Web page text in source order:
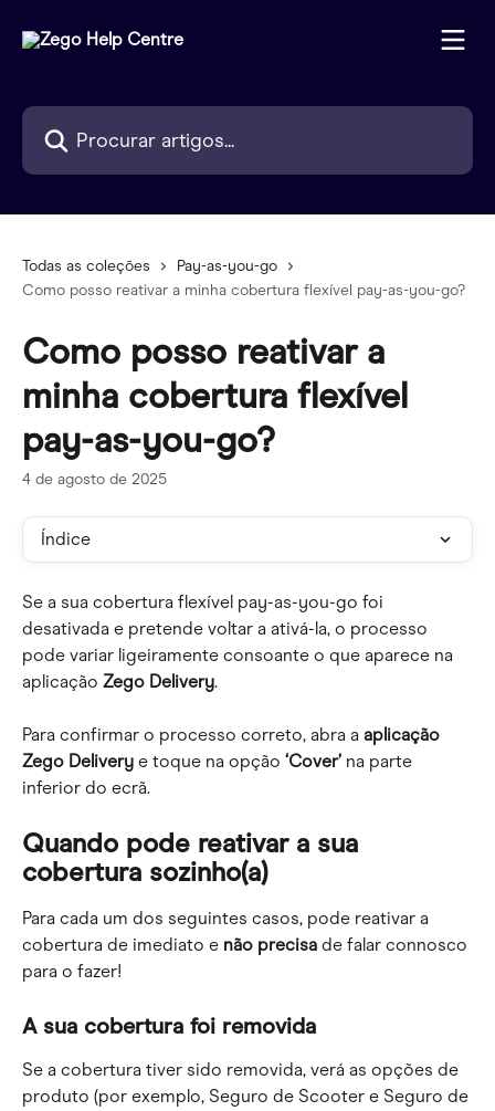
Procurar artigos...
Todas as coleções
Pay-as-you-go
Como posso reativar a minha cobertura flexível pay-as-you-go?
Como posso reativar a
minha cobertura flexível
pay-as-you-go?
4 de agosto de 2025
Índice
Se a sua cobertura flexível pay-as-you-go foi
desativada e pretende voltar a ativá-la, o processo
pode variar ligeiramente consoante o que aparece na
aplicação Zego Delivery.
Para confirmar o processo correto, abra a aplicação
Zego Delivery e toque na opção ‘Cover’ na parte
inferior do ecrã.
Quando pode reativar a sua
cobertura sozinho(a)
Para cada um dos seguintes casos, pode reativar a
cobertura de imediato e não precisa de falar connosco
para o fazer!
A sua cobertura foi removida
Se a cobertura tiver sido removida, verá as opções de
produto (por exemplo, Seguro de Scooter e Seguro de